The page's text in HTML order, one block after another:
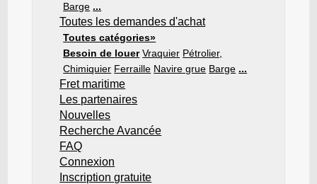
Barge ...
Toutes les demandes d'achat
Toutes catégories»
Besoin de louer Vraquier Pétrolier,
Chimiquier Ferraille Navire grue Barge ...
Fret maritime
Les partenaires
Nouvelles
Recherche Avancée
FAQ
Connexion
Inscription gratuite